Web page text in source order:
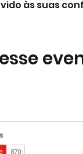
às suas